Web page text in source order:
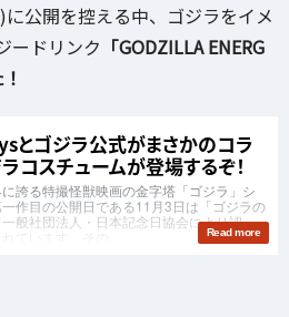
公開を控える中、ゴジラをイメ
ードリンク 「GODZILLA ENERG